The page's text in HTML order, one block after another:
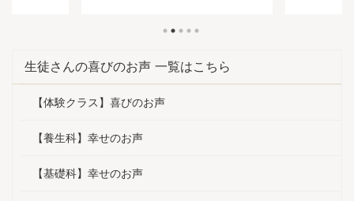
レステロ
・気持ち
ました。
らしでも
死ぬとし
と聞いた
や油について、深く学べたこと。
手当について。 どれも大切な知恵
ですが、他で学ぶことは出来ませ
でした。 ご家庭やご自身にどんな
なると、以前の状態を忘れてしま
いますね。 1年前は顔が丸くて浮腫
ていること
生徒さんの喜びのお声 一覧はこちら
【体験クラス】喜びのお声
【養生科】幸せのお声
【基礎科】幸せのお声